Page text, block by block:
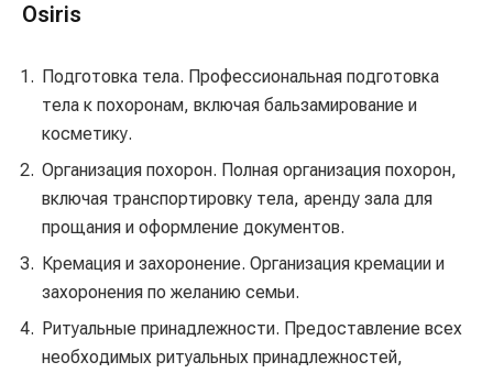
Osiris
Подготовка тела. Профессиональная подготовка
тела к похоронам, включая бальзамирование и
косметику.
Организация похорон. Полная организация похорон,
включая транспортировку тела, аренду зала для
прощания и оформление документов.
Кремация и захоронение. Организация кремации и
захоронения по желанию семьи.
Ритуальные принадлежности. Предоставление всех
необходимых ритуальных принадлежностей,